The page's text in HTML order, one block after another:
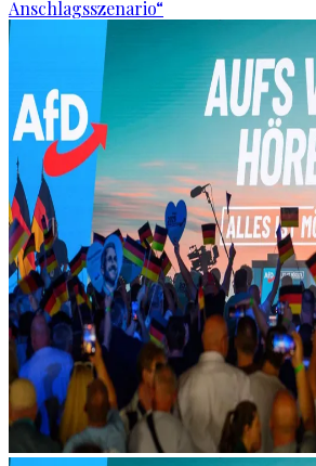
Anschlagsszenario“